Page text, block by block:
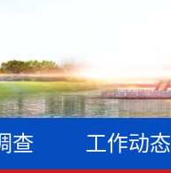
查 工作动态